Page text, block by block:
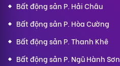
Bất động sản P. Hải Châu
Bất động sản P. Hòa Cường
Bất động sản P. Thanh Khê
Bất động sản P. Ngũ Hành Sơn